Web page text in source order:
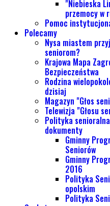
"Niebieska
przemocy w
Pomoc
Polecamy
Nysa miastem
seniorom?
Krajowa Mapa
Bezpieczeństwa
Rodzina
dzisiaj
Magazyn "Głos
Telewizja "Głosu
Polityka
dokumenty
Gminny
Seniorów
Gminny
2016
Polityka
opolskim
Polityka